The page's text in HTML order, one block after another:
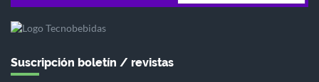
Suscripción boletín / revistas